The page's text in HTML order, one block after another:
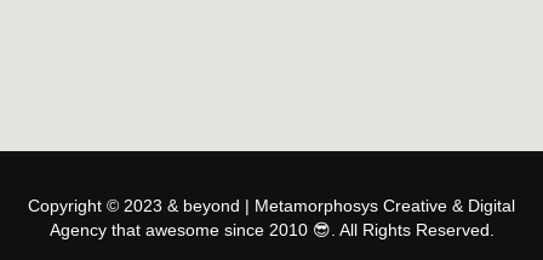
Copyright © 2023 & beyond | Metamorphosys Creative & Digital
Agency that awesome since 2010 😎. All Rights Reserved.